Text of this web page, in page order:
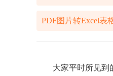
PDF图片转Excel表
大家平时所见到的